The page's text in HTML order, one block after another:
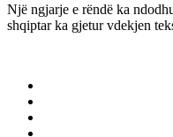
Një ngjarje e rëndë ka
shqiptar ka gjetur vdekjen